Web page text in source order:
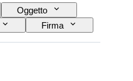
Oggetto
Firma
Sport